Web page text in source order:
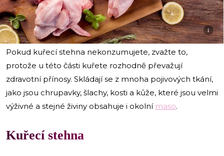
i
Pokud kuřecí stehna nekonzumujete, zvažte to,
protože u této části kuřete rozhodně převažují
zdravotní přínosy. Skládají se z mnoha pojivových tkání,
jako jsou chrupavky, šlachy, kosti a kůže, které jsou velmi
výživné a stejné živiny obsahuje i okolní maso.
Kuřecí stehna